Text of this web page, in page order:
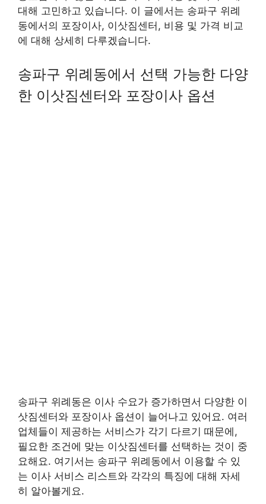
대해 고민하고 있습니다. 이 글에서는 송파구 위례
동에서의 포장이사, 이삿짐센터, 비용 및 가격 비교
에 대해 상세히 다루겠습니다.
송파구 위례동에서 선택 가능한 다양
한 이삿짐센터와 포장이사 옵션
송파구 위례동은 이사 수요가 증가하면서 다양한 이
삿짐센터와 포장이사 옵션이 늘어나고 있어요. 여러
업체들이 제공하는 서비스가 각기 다르기 때문에,
필요한 조건에 맞는 이삿짐센터를 선택하는 것이 중
요해요. 여기서는 송파구 위례동에서 이용할 수 있
는 이사 서비스 리스트와 각각의 특징에 대해 자세
히 알아볼게요.